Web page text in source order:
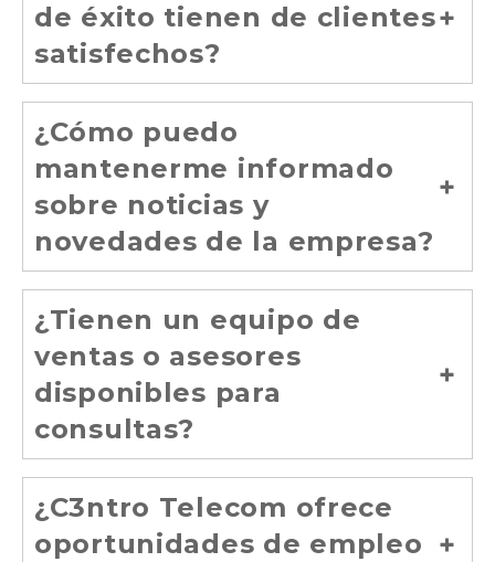
de éxito tienen de clientes
satisfechos?
¿Cómo puedo
mantenerme informado
sobre noticias y
novedades de la empresa?
¿Tienen un equipo de
ventas o asesores
disponibles para
consultas?
¿C3ntro Telecom ofrece
oportunidades de empleo